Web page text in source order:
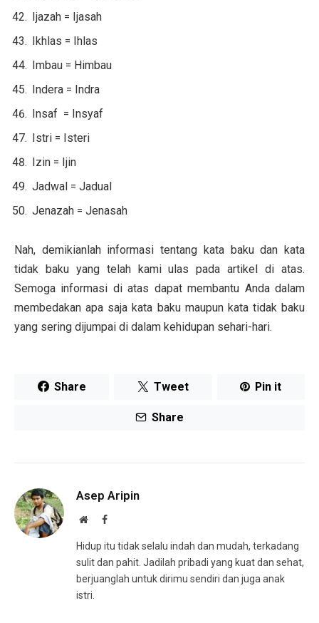
Ijazah = Ijasah
Ikhlas = Ihlas
Imbau = Himbau
Indera = Indra
Insaf = Insyaf
Istri = Isteri
Izin = Ijin
Jadwal = Jadual
Jenazah = Jenasah
Nah, demikianlah informasi tentang kata baku dan kata
tidak baku yang telah kami ulas pada artikel di atas.
Semoga informasi di atas dapat membantu Anda dalam
membedakan apa saja kata baku maupun kata tidak baku
yang sering dijumpai di dalam kehidupan sehari-hari.
Share Tweet Pin it
Share
Asep Aripin
WebsiteFacebook
Hidup itu tidak selalu indah dan mudah, terkadang
sulit dan pahit. Jadilah pribadi yang kuat dan sehat,
berjuanglah untuk dirimu sendiri dan juga anak
istri.